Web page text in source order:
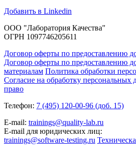
Добавить в Linkedin
ООО "Лаборатория Качества"
ОГРН 1097746205611
Договор оферты по предоставлению
Договор оферты по предоставлению
материалам Политика обработки
Согласие на обработку персональных
право
Телефон: 7 (495) 120-00-96 (доб. 15)
E-mail: trainings@quality-lab.ru
E-mail для юридических лиц:
trainings@software-testing.ru